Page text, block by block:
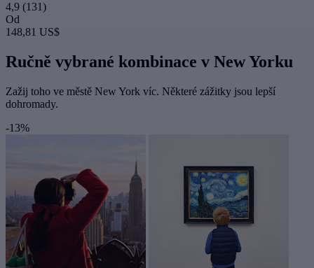
4,9 (131)
Od
148,81 US$
Ručně vybrané kombinace v New Yorku
Zažij toho ve městě New York víc. Některé zážitky jsou lepší
dohromady.
-13%